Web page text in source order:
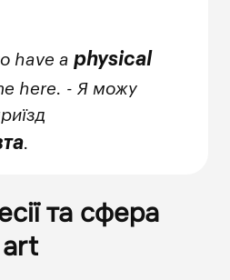
have aphysical
here. - Я можу
.
та сфера